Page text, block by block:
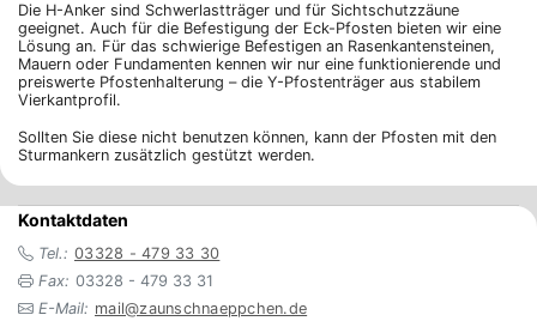
Die H-Anker sind Schwerlastträger und für Sichtschutzzäune
geeignet. Auch für die Befestigung der Eck-Pfosten bieten wir eine
Lösung an. Für das schwierige Befestigen an Rasenkantensteinen,
Mauern oder Fundamenten kennen wir nur eine funktionierende und
preiswerte Pfostenhalterung – die Y-Pfostenträger aus stabilem
Vierkantprofil.
Sollten Sie diese nicht benutzen können, kann der Pfosten mit den
Sturmankern zusätzlich gestützt werden.
Kontaktdaten
Tel.: 03328 - 479 33 30
Fax: 03328 - 479 33 31
E-Mail: mail@zaunschnaeppchen.de